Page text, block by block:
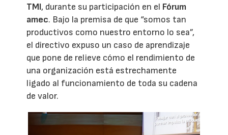
TMI, durante su participación en el Fórum
amec. Bajo la premisa de que “somos tan
productivos como nuestro entorno lo sea”,
el directivo expuso un caso de aprendizaje
que pone de relieve cómo el rendimiento de
una organización está estrechamente
ligado al funcionamiento de toda su cadena
de valor.